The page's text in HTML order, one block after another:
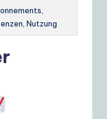
Nutzung